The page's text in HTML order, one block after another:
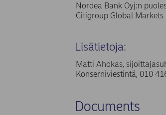
Nordea Bank Oyj:n
Citigroup Global Markets
Lisätietoja:
Matti Ahokas,
Konserniviestintä, 010
Documents